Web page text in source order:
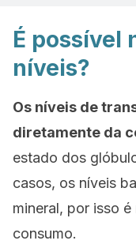
É possível
níveis?
Os níveis de
diretamente da
estado dos
casos, os níveis
mineral, por isso
consumo.